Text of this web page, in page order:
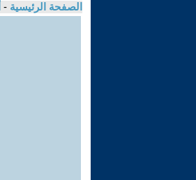
الصفحة الرئيسية -